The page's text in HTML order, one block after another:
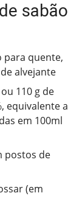
sabão
para quente,
alvejante
110 g de
equivalente a
em 100ml
postos de
(em